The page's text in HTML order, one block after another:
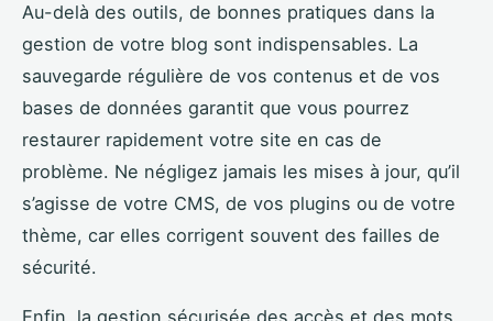
Au-delà des outils, de bonnes pratiques dans la
gestion de votre blog sont indispensables. La
sauvegarde régulière de vos contenus et de vos
bases de données garantit que vous pourrez
restaurer rapidement votre site en cas de
problème. Ne négligez jamais les mises à jour, qu’il
s’agisse de votre CMS, de vos plugins ou de votre
thème, car elles corrigent souvent des failles de
sécurité.